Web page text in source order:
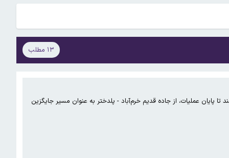
۱۳ مطلب
پایان عملیات، از جاده قدیم خرم‌آباد - پلدختر به عنوان مسیر جایگزین